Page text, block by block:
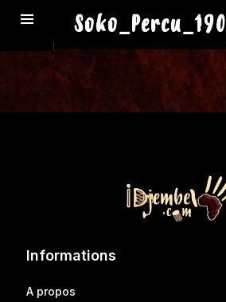
Soko_Percu_190
Informations
A propos